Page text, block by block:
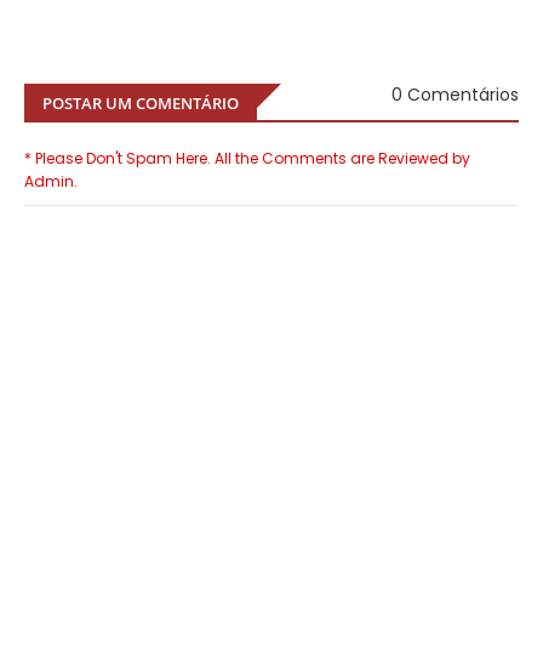
POSTAR UM COMENTÁRIO 0 Comentários
* Please Don't Spam Here. All the Comments are Reviewed by
Admin.